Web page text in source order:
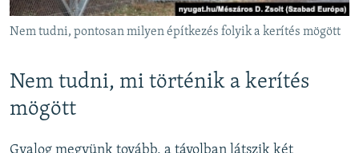
Nem tudni, pontosan milyen építkezés folyik a kerítés mögött
Nem tudni, mi történik a kerítés
mögött
Gyalog megyünk tovább, a távolban látszik két